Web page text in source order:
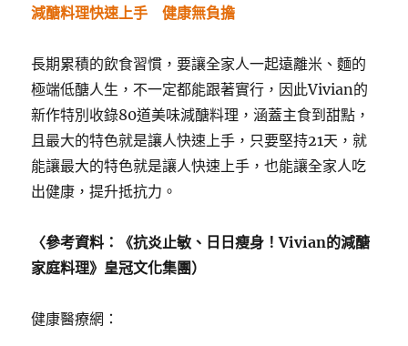
減醣料理快速上手 健康無負擔
長期累積的飲食習慣，要讓全家人一起遠離米、麵的
極端低醣人生，不一定都能跟著實行，因此Vivian的
新作特別收錄80道美味減醣料理，涵蓋主食到甜點，
且最大的特色就是讓人快速上手，只要堅持21天，就
能讓最大的特色就是讓人快速上手，也能讓全家人吃
出健康，提升抵抗力。
〈參考資料：《抗炎止敏、日日瘦身！Vivian的減醣
家庭料理》皇冠文化集團）
健康醫療網：